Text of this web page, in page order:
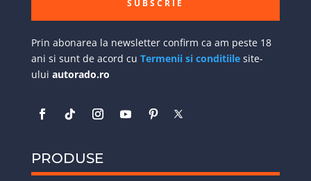
SUBSCRIE
Prin abonarea la newsletter confirm ca am peste 18
ani si sunt de acord cu Termenii si conditiilesite-
ului autorado.ro
PRODUSE